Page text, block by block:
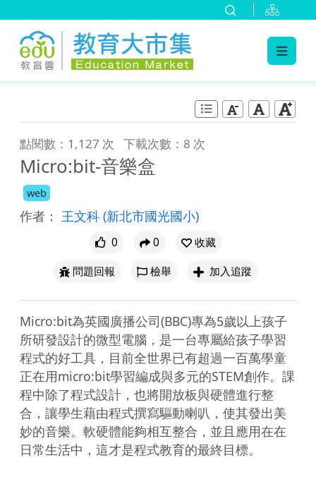
點閱數：1,127 次 下載次數：8 次
Micro:bit-音樂盒
web
作者： 王文科 (新北市國光國小)
0 0
收藏
問題回報
檢舉 加入追蹤
Micro:bit為英國廣播公司(BBC)專為5歲以上孩子
所研發設計的微型電腦，是一台專屬給孩子學習
程式的好工具，目前全世界已有超過一百萬學童
正在用micro:bit學習編成與多元的STEM創作。課
程中除了程式設計，也將開放板與硬體進行整
合，讓學生藉由程式撰寫驅動喇叭，使其發出美
妙的音樂。軟硬體能夠相互整合，並且應用在在
日常生活中，這才是程式教育的最終目標。